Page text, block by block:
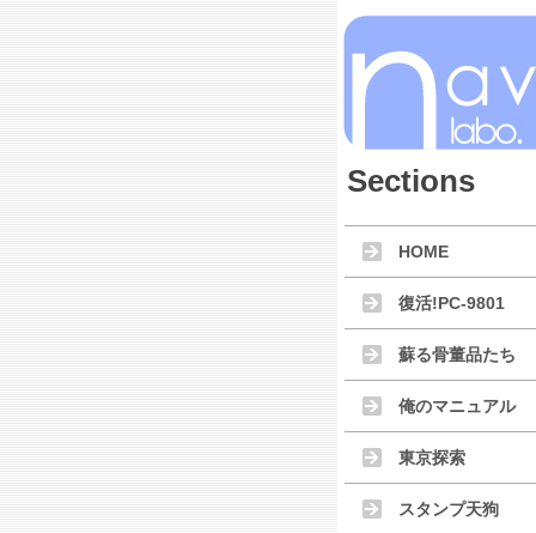
Sections
HOME
復活!PC-9801
蘇る骨董品たち
俺のマニュアル
東京探索
スタンプ天狗